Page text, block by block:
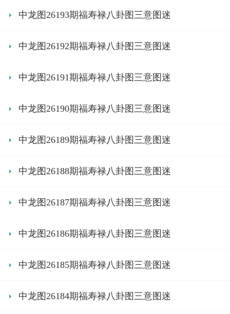
中龙图26193期福寿禄八卦图三意图迷
中龙图26192期福寿禄八卦图三意图迷
中龙图26191期福寿禄八卦图三意图迷
中龙图26190期福寿禄八卦图三意图迷
中龙图26189期福寿禄八卦图三意图迷
中龙图26188期福寿禄八卦图三意图迷
中龙图26187期福寿禄八卦图三意图迷
中龙图26186期福寿禄八卦图三意图迷
中龙图26185期福寿禄八卦图三意图迷
中龙图26184期福寿禄八卦图三意图迷